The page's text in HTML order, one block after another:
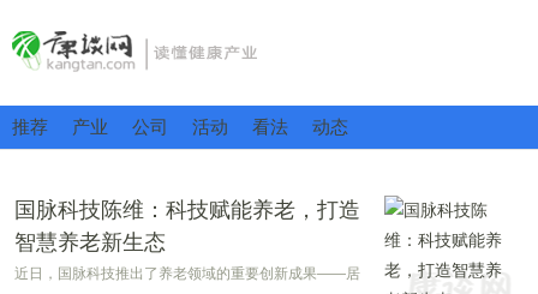
推荐 产业 公司 活动 看法 动态
国脉科技陈维：科技赋能养老，打造
智慧养老新生态
近日，国脉科技推出了养老领域的重要创新成果——居